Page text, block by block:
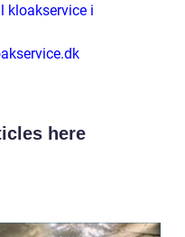
kloakservice i
here